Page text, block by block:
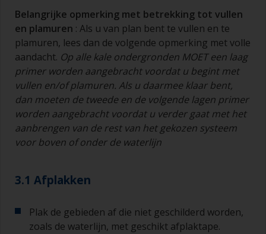
Belangrijke opmerking met betrekking tot vullen
en plamuren : Als u van plan bent te vullen en te
plamuren, lees dan de volgende opmerking met volle
aandacht. Op alle kale ondergronden MOET een laag
primer worden aangebracht voordat u begint met
vullen en/ofplamuren. Als u daarmee klaar bent,
dan moeten de tweede en de volgende lagen primer
worden aangebracht voordat u verder gaat met het
aanbrengen van de rest van het gekozen systeem
voor boven of onder de waterlijn
3.1 Afplakken
Plak de gebieden af die niet geschilderd worden,
zoals de waterlijn, met geschikt afplaktape.